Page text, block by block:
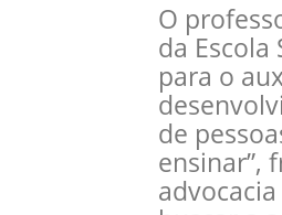
O
da Escola
para o
de
ensinar”,